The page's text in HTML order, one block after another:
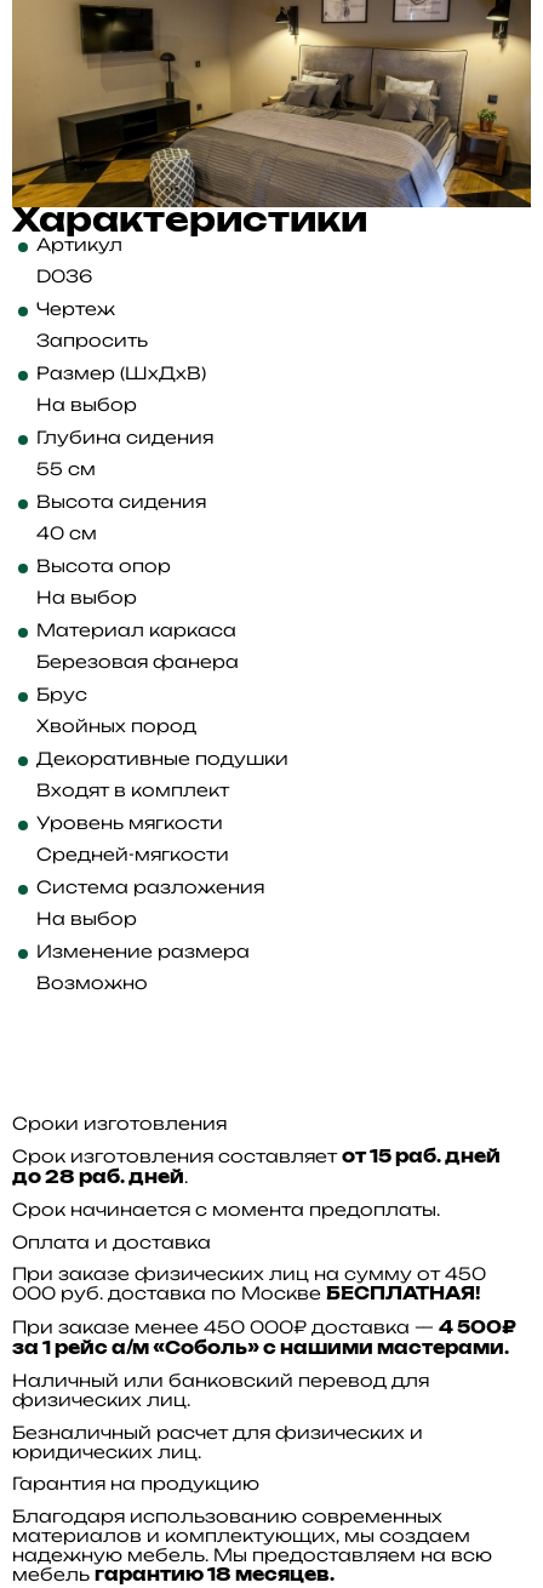
Характеристики
Артикул
D036
Чертеж
Запросить
Размер (ШхДхВ)
На выбор
Глубина сидения
55 см
Высота сидения
40 см
Высота опор
На выбор
Материал каркаса
Березовая фанера
Брус
Хвойных пород
Декоративные подушки
Входят в комплект
Уровень мягкости
Средней-мягкости
Система разложения
На выбор
Изменение размера
Возможно
Сроки изготовления
Срок изготовления составляет от 15 раб. дней
до 28 раб. дней.
Срок начинается с момента предоплаты.
Оплата и доставка
При заказе физических лиц на сумму от 450
000 руб. доставка по Москве БЕСПЛАТНАЯ!
При заказе менее 450 000₽ доставка — 4 500₽
за 1 рейс а/м «Соболь» с нашими мастерами.
Наличный или банковский перевод для
физических лиц.
Безналичный расчет для физических и
юридических лиц.
Гарантия на продукцию
Благодаря использованию современных
материалов и комплектующих, мы создаем
надежную мебель. Мы предоставляем на всю
мебель гарантию 18 месяцев.